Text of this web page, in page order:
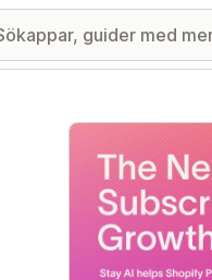
Galleri med